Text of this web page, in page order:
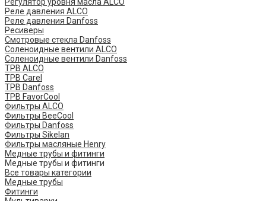
Реле давления ALCO
Реле давления Danfoss
Ресиверы
Смотровые стекла Danfoss
Соленоидные вентили ALCO
Соленоидные вентили Danfoss
ТРВ ALCO
ТРВ Carel
ТРВ Danfoss
ТРВ FavorCool
Фильтры ALCO
Фильтры BeeCool
Фильтры Danfoss
Фильтры Sikelan
Фильтры масляные Henry
Медные трубы и фитинги
Медные трубы и фитинги
Все товары категории
Медные трубы
Фитинги